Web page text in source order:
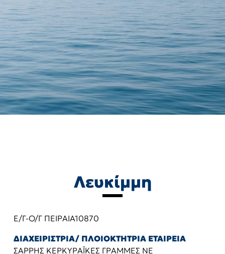
Λευκίμμη
Ε/Γ-Ο/Γ ΠΕΙΡΑΙΑ10870
ΔΙΑΧΕΙΡΙΣΤΡΙΑ/ ΠΛΟΙΟΚΤΗΤΡΙΑ ΕΤΑΙΡΕΙΑ
ΣΑΡΡΗΣ ΚΕΡΚΥΡΑΪΚΕΣ ΓΡΑΜΜΕΣ ΝΕ